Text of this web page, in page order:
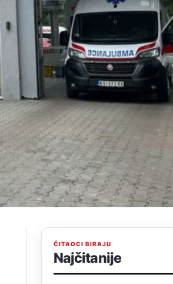
ČITAOCI BIRAJU
Najčitanije